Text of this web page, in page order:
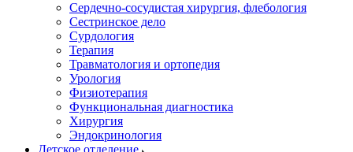
Сердечно-сосудистая хирургия, флебология
Сестринское дело
Сурдология
Терапия
Травматология и ортопедия
Урология
Физиотерапия
Функциональная диагностика
Хирургия
Эндокринология
Детское отделение